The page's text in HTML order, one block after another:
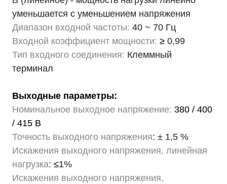
уменьшается с уменьшением напряжения
Диапазон входной частоты: 40 ~ 70 Гц
Входной коэффициент мощности: ≥ 0,99
Тип входного соединения: Клеммный
терминал
Выходные параметры:
Номинальное выходное напряжение: 380 / 400
/ 415 В
Точность выходного напряжения: ± 1,5 %
Искажения выходного напряжения, линейная
нагрузка: ≤1%
Искажения выходного напряжения,